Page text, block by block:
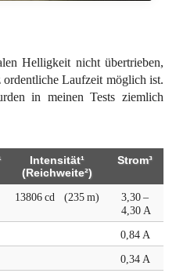
Helligkeit nicht übertrieben,
ordentliche Laufzeit möglich ist.
in meinen Tests ziemlich
Intensität¹
(Reichweite²)
Strom³
13806 cd (235 m)
3,30 –
4,30 A
0,84 A
0,34 A